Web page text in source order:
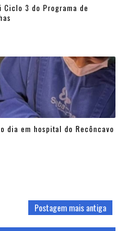
3 do Programa de
dia em hospital do Recôncavo
Postagem mais antiga